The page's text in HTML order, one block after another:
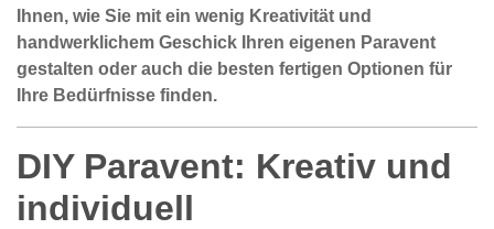
Ihnen, wie Sie mit ein wenig Kreativität und
handwerklichem Geschick Ihren eigenen Paravent
gestalten oder auch die besten fertigen Optionen für
Ihre Bedürfnisse finden.
DIY Paravent: Kreativ und
individuell